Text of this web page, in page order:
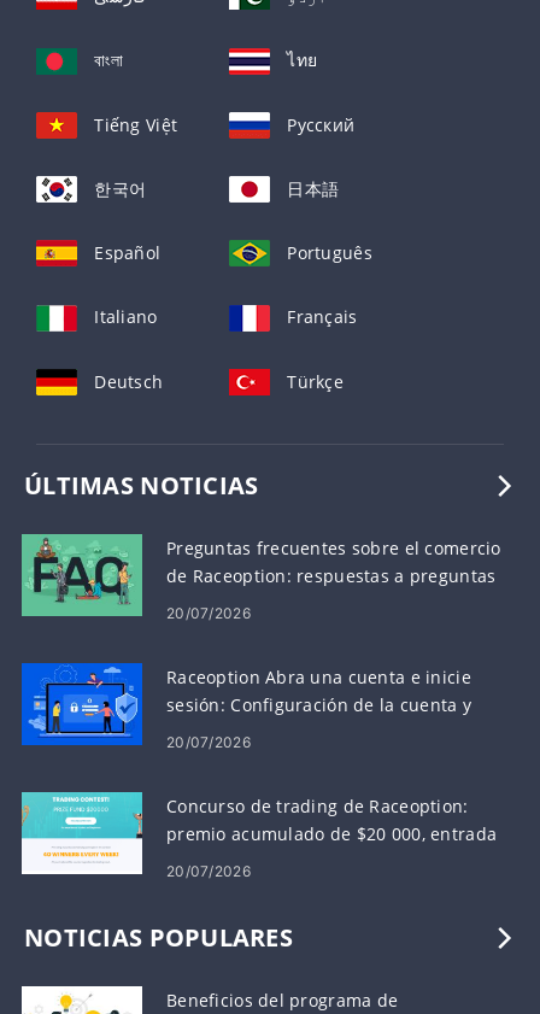
বাংলা ไทย
Tiếng Việt Русский
한국어 日本語
Español Português
Italiano Français
Deutsch Türkçe
ÚLTIMAS NOTICIAS
Preguntas frecuentes sobre el comercio
de Raceoption: respuestas a preguntas
comerciales comunes
20/07/2026
Raceoption Abra una cuenta e inicie
sesión: Configuración de la cuenta y
pasos de inicio de sesión
20/07/2026
Concurso de trading de Raceoption:
premio acumulado de $20 000, entrada
y reglas
20/07/2026
NOTICIAS POPULARES
Beneficios del programa de